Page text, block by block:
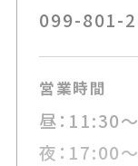
099-801-
営業時間
昼：11:30
夜：17:00